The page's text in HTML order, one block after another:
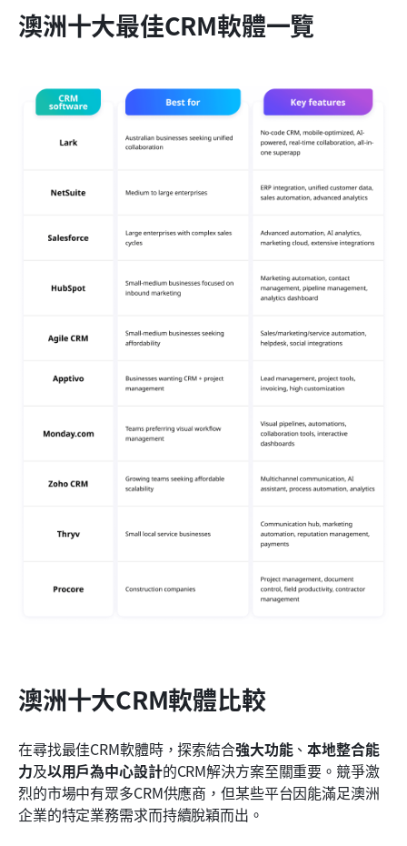
澳洲十大最佳CRM軟體一覽
澳洲十大CRM軟體比較
在尋找最佳CRM軟體時，探索結合強大功能、本地整合能
力及以用戶為中心設計的CRM解決方案至關重要。競爭激
烈的市場中有眾多CRM供應商，但某些平台因能滿足澳洲
企業的特定業務需求而持續脫穎而出。